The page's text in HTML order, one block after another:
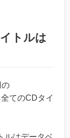
トルは
の
てのCDタイ